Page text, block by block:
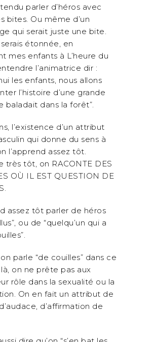
parler d’héros avec
bites. Ou même d’un
qui serait juste une bite.
étonnée, en
mes enfants à L’heure du
l’animatrice dir :
les enfants, nous allons
l’histoire d’une grande
baladait dans la forêt”.
l’existence d’un attribut
qui donne du sens à
l’apprend assez tôt.
très tôt, on RACONTE DES
OÙ IL EST QUESTION DE
assez tôt parler de héros
ou de “quelqu’un qui a
parle “de couilles” dans ce
on ne prête pas aux
rôle dans la sexualité ou la
On en fait un attribut de
d’affirmation de